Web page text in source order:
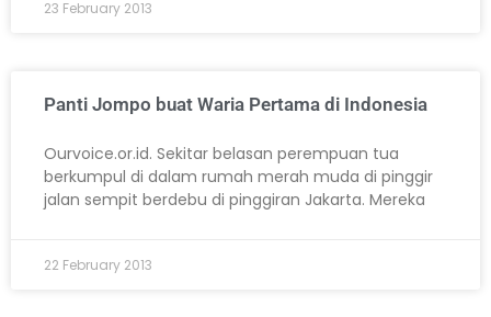
23 February 2013
Panti Jompo buat Waria Pertama di Indonesia
Ourvoice.or.id. Sekitar belasan perempuan tua
berkumpul di dalam rumah merah muda di pinggir
jalan sempit berdebu di pinggiran Jakarta. Mereka
22 February 2013